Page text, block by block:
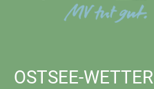
OSTSEE-WETTER